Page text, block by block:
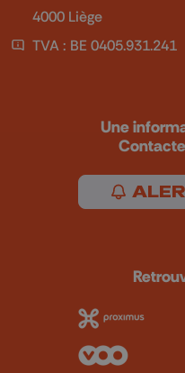
4000 Liège
TVA : BE 0405.931.241
Une